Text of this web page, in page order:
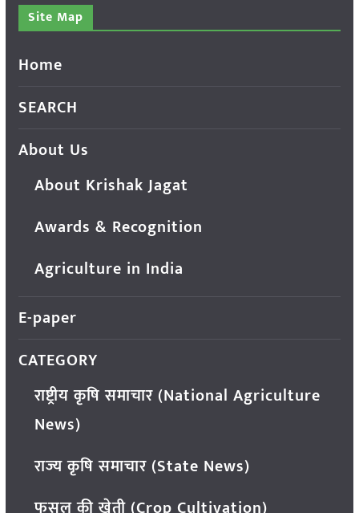
Site Map
Home
SEARCH
About Us
About Krishak Jagat
Awards & Recognition
Agriculture in India
E-paper
CATEGORY
राष्ट्रीय कृषि समाचार (National Agriculture
News)
राज्य कृषि समाचार (State News)